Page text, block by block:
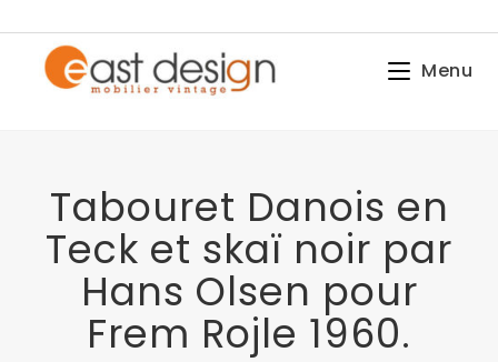
Menu
Tabouret Danois en
Teck et skaï noir par
Hans Olsen pour
Frem Rojle 1960.